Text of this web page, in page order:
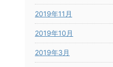
2019年11月
2019年10月
2019年3月